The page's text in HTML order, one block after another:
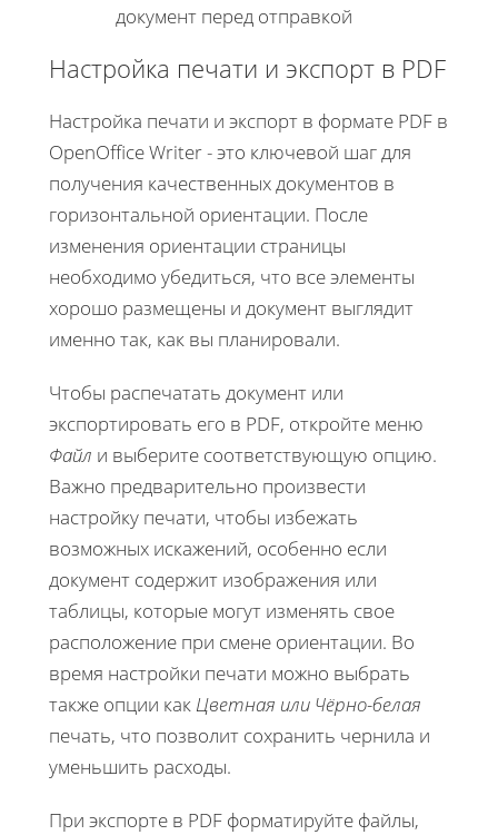
документ перед отправкой
Настройка печати и экспорт в PDF
Настройка печати и экспорт в формате PDF в
OpenOffice Writer - это ключевой шаг для
получения качественных документов в
горизонтальной ориентации. После
изменения ориентации страницы
необходимо убедиться, что все элементы
хорошо размещены и документ выглядит
именно так, как вы планировали.
Чтобы распечатать документ или
экспортировать его в PDF, откройте меню
Файл и выберите соответствующую опцию.
Важно предварительно произвести
настройку печати, чтобы избежать
возможных искажений, особенно если
документ содержит изображения или
таблицы, которые могут изменять свое
расположение при смене ориентации. Во
время настройки печати можно выбрать
также опции как Цветная или Чёрно-белая
печать, что позволит сохранить чернила и
уменьшить расходы.
При экспорте в PDF форматируйте файлы,